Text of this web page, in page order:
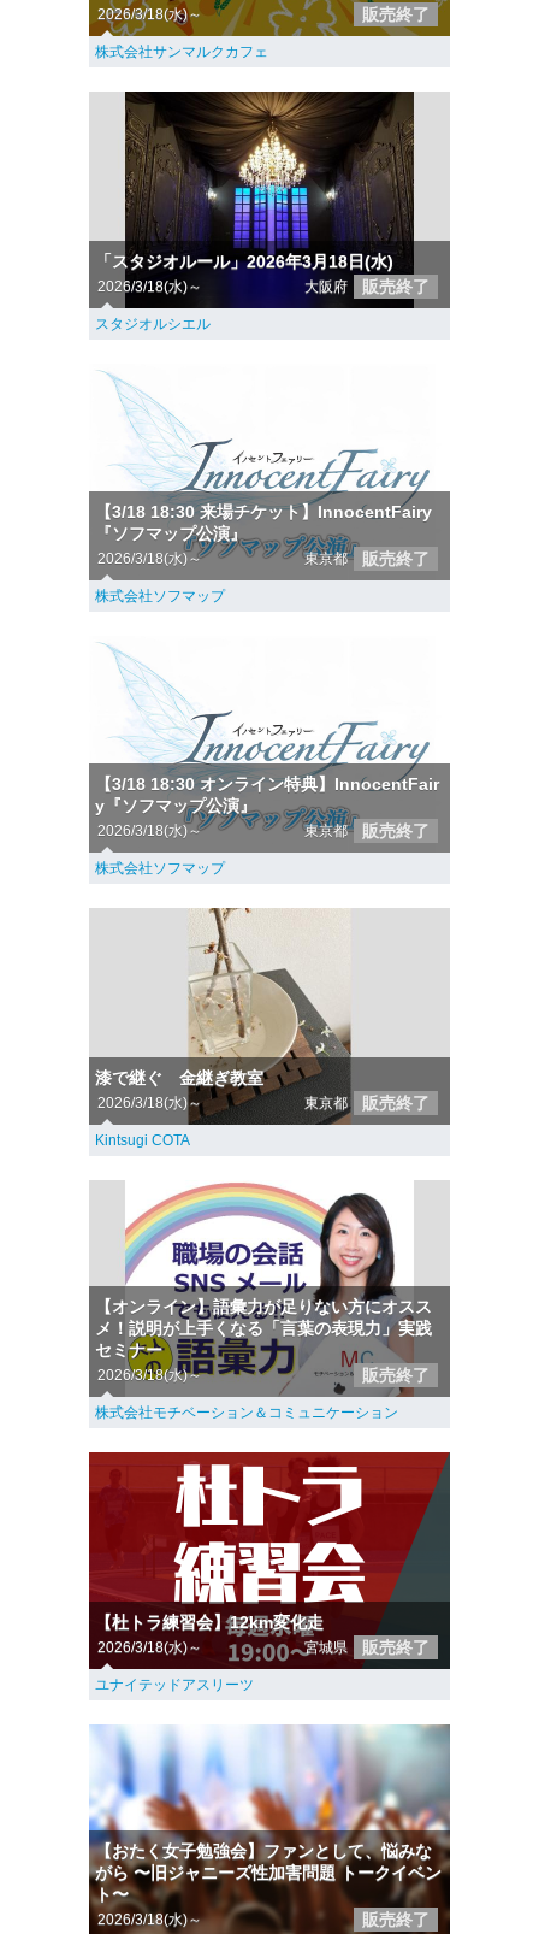
2026/3/18(水)～ 販売終了
株式会社サンマルクカフェ
「スタジオルール」2026年3月18日(水)
2026/3/18(水)～ 大阪府 販売終了
スタジオルシエル
【3/18 18:30 来場チケット】InnocentFairy
『ソフマップ公演』
2026/3/18(水)～ 東京都 販売終了
株式会社ソフマップ
【3/18 18:30 オンライン特典】InnocentFair
y『ソフマップ公演』
2026/3/18(水)～ 東京都 販売終了
株式会社ソフマップ
漆で継ぐ 金継ぎ教室
2026/3/18(水)～ 東京都 販売終了
Kintsugi COTA
【オンライン】語彙力が足りない方にオスス
メ！説明が上手くなる「言葉の表現力」実践
セミナー
2026/3/18(水)～ 販売終了
株式会社モチベーション＆コミュニケーション
【杜トラ練習会】12km変化走
2026/3/18(水)～ 宮城県 販売終了
ユナイテッドアスリーツ
【おたく女子勉強会】ファンとして、悩みな
がら 〜旧ジャニーズ性加害問題 トークイベン
ト〜
2026/3/18(水)～ 販売終了